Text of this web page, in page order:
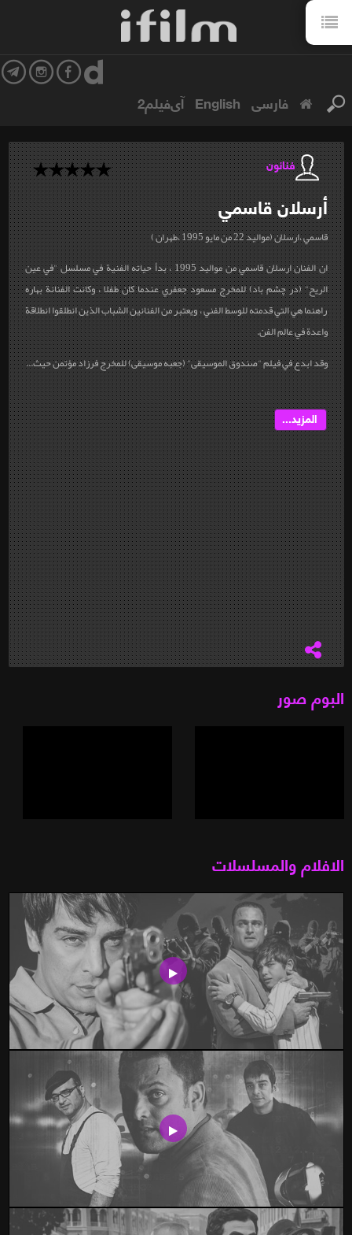
فارسی English آی‌فیلم2
فنانون
أرسلانقاسمي
قاسمي ،ارسلان (مواليد 22 من مايو 1995 ،طهران )
ان الفنان ارسلان قاسمي من مواليد 1995 ، بدأ حياته الفنية في مسلسل "في عين
الريح" (در چشم باد) للمخرج مسعود جعفري عندما كان طفلا ، وكانت الفنانة بهاره
راهنما هي التي قدمته للوسط الفني ، ويعتبر من الفنانين الشباب الذين انطلقوا انطلاقة
واعدة في عالم الفن.
وقد ابدع في فيلم "صندوق الموسيقى" (جعبه موسيقى) للمخرج فرزاد مؤتمن حيث...
المزيد...
البوم صور
الافلام والمسلسلات